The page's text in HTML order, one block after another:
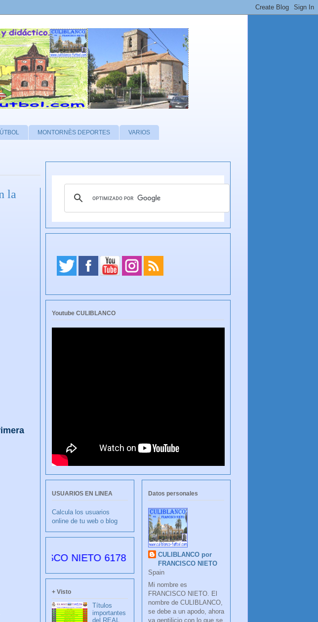
MONTORNÈS DEPORTES VARIOS
la
Youtube CULIBLANCO
USUARIOS EN LINEA
Calcula los usuarios
online de tu web o blog
NIETO 6178 días desde su creación
+ Visto
Títulos
importantes
del REAL
Datos personales
CULIBLANCO por
FRANCISCO NIETO
Spain
Mi nombre es
FRANCISCO NIETO. El
nombre de CULIBLANCO,
se debe a un apodo, ahora
ya gentilicio con lo que se